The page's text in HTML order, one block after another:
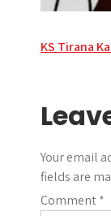
Post
KS Tirana
Your email
fields are
Comment*